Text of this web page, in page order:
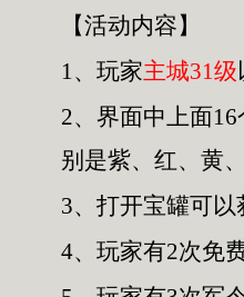
【活动内容】
1、玩家主城31级
2、界面中上面
别是紫、红、黄
3、打开宝罐可
4、玩家有2次免